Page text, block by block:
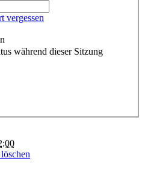
vergessen
während dieser Sitzung